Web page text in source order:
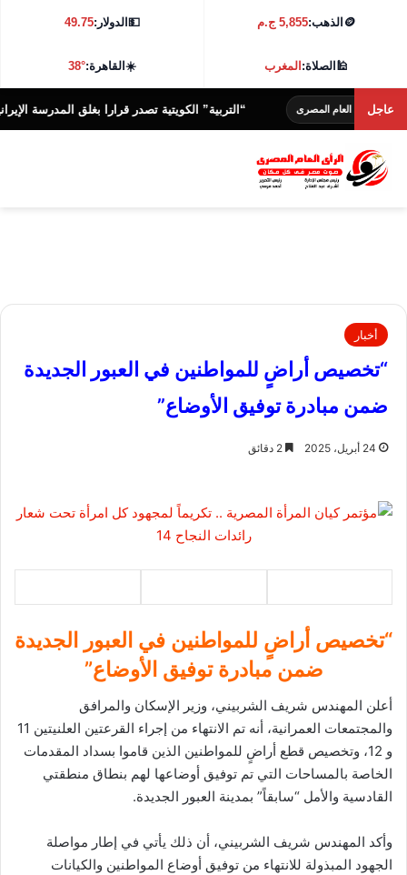
🪙 الذهب:5,855 ج.م 💵الدولار:49.75
🕌الصلاة:المغرب ☀️القاهرة:38°
عاجل
العام المصرى “التربية” الكويتية تصدر قرارا بغلق المدرسة الإيرانية
أخبار
“تخصيص أراضٍ للمواطنين في العبور الجديدة
ضمن مبادرة توفيق الأوضاع”
24 أبريل، 2025
“تخصيص أراضٍ للمواطنين في العبور الجديدة
ضمن مبادرة توفيق الأوضاع”
أعلن المهندس شريف الشربيني، وزير الإسكان والمرافق
والمجتمعات العمرانية، أنه تم الانتهاء من إجراء القرعتين العلنيتين 11
و 12، وتخصيص قطع أراضٍ للمواطنين الذين قاموا بسداد المقدمات
الخاصة بالمساحات التي تم توفيق أوضاعها لهم بنطاق منطقتي
القادسية والأمل “سابقاً” بمدينة العبور الجديدة.
وأكد المهندس شريف الشربيني، أن ذلك يأتي في إطار مواصلة
الجهود المبذولة للانتهاء من توفيق أوضاع المواطنين والكيانات